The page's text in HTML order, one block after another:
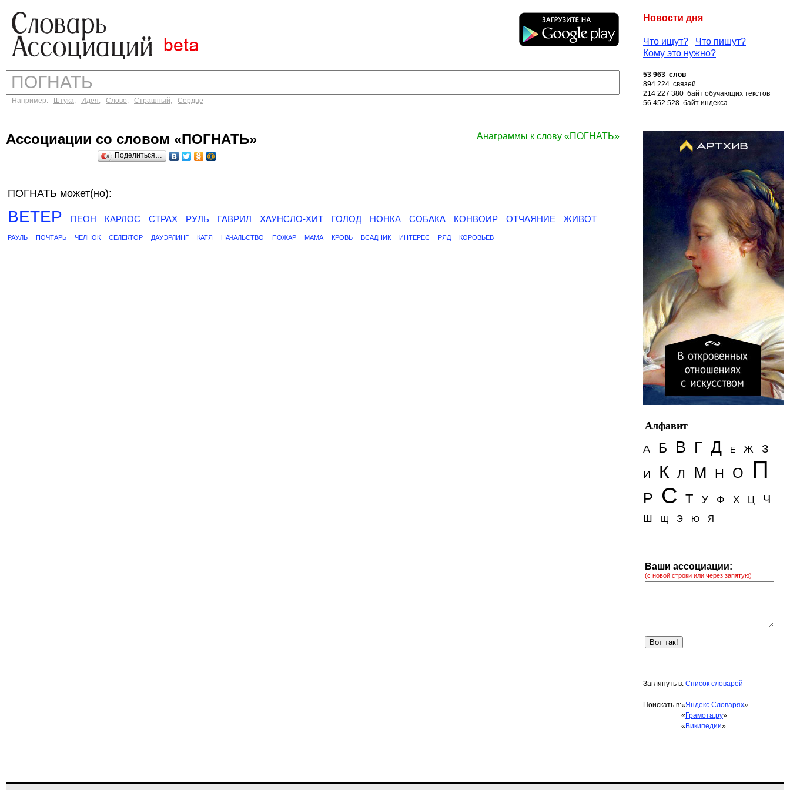
Новости дня
Что ищут?
Что пишут?
Кому это нужно?
Например: Штука, Идея, Слово, Страшный, Сердце
53 963 слов
894 224 связей
214 227 380 байт обучающих текстов
56 452 528 байт индекса
Анаграммы к слову «ПОГНАТЬ»
Ассоциации со словом «ПОГНАТЬ»
Поделиться…
ПОГНАТЬ может(но):
ВЕТЕР ПЕОН КАРЛОС СТРАХ РУЛЬ ГАВРИЛ ХАУНСЛО-ХИТ ГОЛОД НОНКА СОБАКА КОНВОИР ОТЧАЯНИЕ ЖИВОТ
РАУЛЬ ПОЧТАРЬ ЧЕЛНОК СЕЛЕКТОР ДАУЭРЛИНГ КАТЯ НАЧАЛЬСТВО ПОЖАР МАМА КРОВЬ ВСАДНИК ИНТЕРЕС РЯД КОРОВЬЕВ
Алфавит
А
Б В Г Д Е Ж З
И К Л М Н О П
Р С Т У Ф Х Ц Ч
Ш Щ Э Ю Я
Ваши ассоциации:
(с новой строки или через запятую)
Заглянуть в: Список словарей
Поискать в:«Яндекс.Словарях»
« Грамота.ру»
« Википедии»